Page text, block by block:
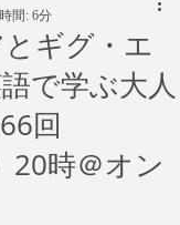
ギグ・エ
で学ぶ大人
回
20時＠オン
間: 6分